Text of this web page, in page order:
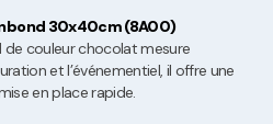
30x40cm (8A00)
couleur chocolat mesure
et l’événementiel, il offre une
en place rapide.